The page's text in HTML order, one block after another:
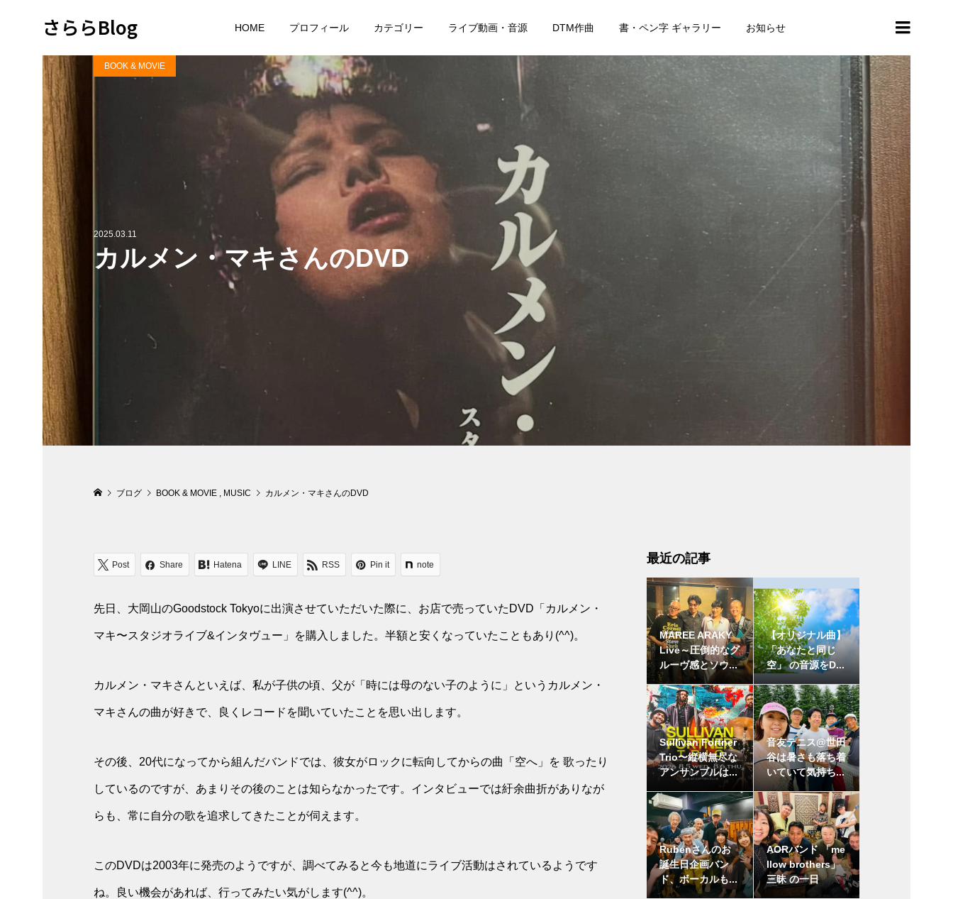
さららBlog HOME プロフィール カテゴリー ライブ動画・音源 DTM作曲 書・ペン字 ギャラリー お知らせ
2025.03.11
カルメン・マキさんのDVD
BOOK & MOVIE
ブログ BOOK & MOVIE , MUSIC カルメン・マキさんのDVD
Post Share Hatena LINE RSS Pin it note
先日、大岡山のGoodstock Tokyoに出演させていただいた際に、お店で売っていたDVD「カルメン・
マキ〜スタジオライブ&インタヴュー」を購入しました。半額と安くなっていたこともあり(^^)。
カルメン・マキさんといえば、私が子供の頃、父が「時には母のない子のように」というカルメン・
マキさんの曲が好きで、良くレコードを聞いていたことを思い出します。
その後、20代になってから組んだバンドでは、彼女がロックに転向してからの曲「空へ」を 歌ったり
しているのですが、あまりその後のことは知らなかったです。インタビューでは紆余曲折がありなが
らも、常に自分の歌を追求してきたことが伺えます。
このDVDは2003年に発売のようですが、調べてみると今も地道にライブ活動はされているようです
ね。良い機会があれば、行ってみたい気がします(^^)。
最近の記事
MAREE ARAKY
Live～圧倒的なグ
ルーヴ感とソウ...
【オリジナル曲】
「あなたと同じ
空」 の音源をD...
Sullivan Fortner
Trio〜縦横無尽な
アンサンブルは...
音友テニス@世田
谷は暑さも落ち着
いていて気持ち...
Rubenさんのお
誕生日企画バン
ド、ボーカルも...
AORバンド 「me
llow brothers」
三昧 の一日